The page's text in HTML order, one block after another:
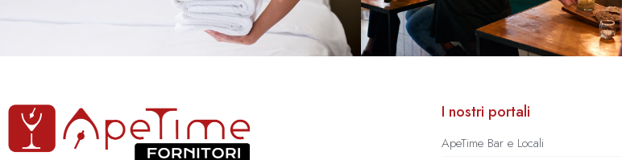
I nostri portali
ApeTime Bar e Locali